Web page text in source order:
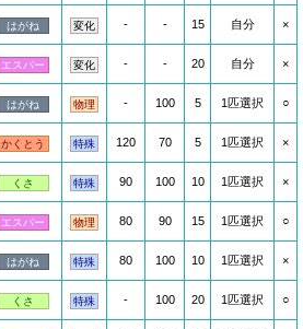
はがね 変化 - - 15 自分 ×
エスパー 変化 - - 20 自分 ×
はがね 物理 - 100 5 1匹選択 ○
かくとう 特殊 120 70 5 1匹選択 ×
くさ 特殊 90 100 10 1匹選択 ×
エスパー 物理 80 90 15 1匹選択 ○
はがね 特殊 80 100 10 1匹選択 ×
くさ 特殊 - 100 20 1匹選択 ○